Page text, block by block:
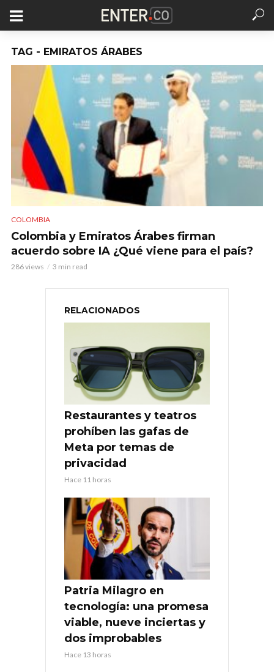
TAG - EMIRATOS ÁRABES
COLOMBIA
Colombia y Emiratos Árabes firman
acuerdo sobre IA ¿Qué viene para el país?
286 views 3 min read
RELACIONADOS
Restaurantes y teatros
prohíben las gafas de
Meta por temas de
privacidad
Hace 11 horas
Patria Milagro en
tecnología: una promesa
viable, nueve inciertas y
dos improbables
Hace 13 horas